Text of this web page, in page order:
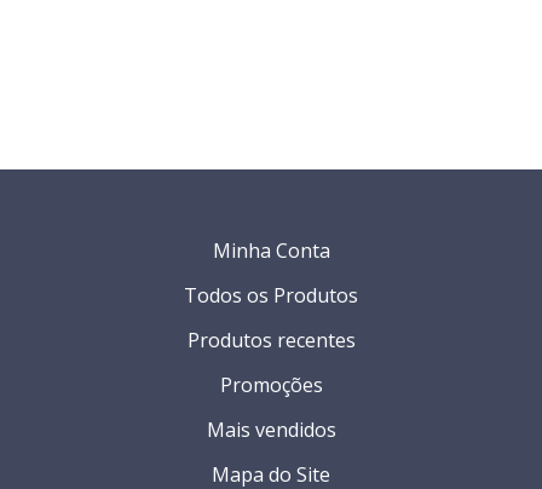
Minha Conta
Todos os Produtos
Produtos recentes
Promoções
Mais vendidos
Mapa do Site